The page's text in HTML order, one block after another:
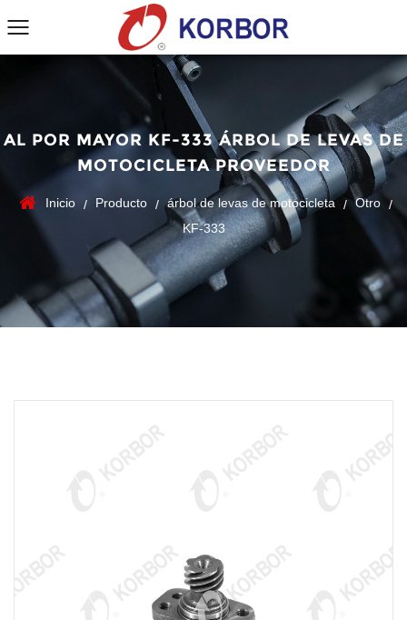
AL POR MAYOR KF-333 ÁRBOL DE LEVAS DE
MOTOCICLETA PROVEEDOR
Inicio / Producto / árbol de levas de motocicleta / Otro /
KF-333